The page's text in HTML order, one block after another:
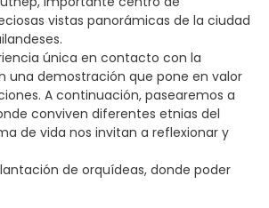
vistas panorámicas de la ciudad
única en contacto con la
una demostración que pone en valor
A continuación, pasearemos a
conviven diferentes etnias del
de vida nos invitan a reflexionar y
de orquídeas, donde poder